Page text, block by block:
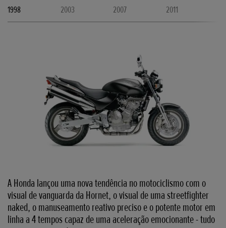
1998 2003 2007 2011
A Honda lançou uma nova tendência no motociclismo com o
visual de vanguarda da Hornet, o visual de uma streetfighter
naked, o manuseamento reativo preciso e o potente motor em
linha a 4 tempos capaz de uma aceleração emocionante - tudo